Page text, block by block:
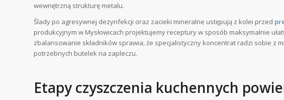
wewnętrzną strukturę metalu.
Ślady po agresywnej dezynfekcji oraz zacieki mineralne ustępują z kolei przed
produkcyjnym w Mysłowicach projektujemy receptury w sposób maksymalnie
zbalansowanie składników sprawia, że specjalistyczny koncentrat radzi sobie z
potrzebnych butelek na zapleczu.
Etapy czyszczenia kuchennych